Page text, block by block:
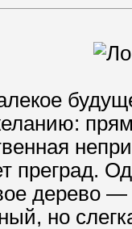
преград.
дерево
но